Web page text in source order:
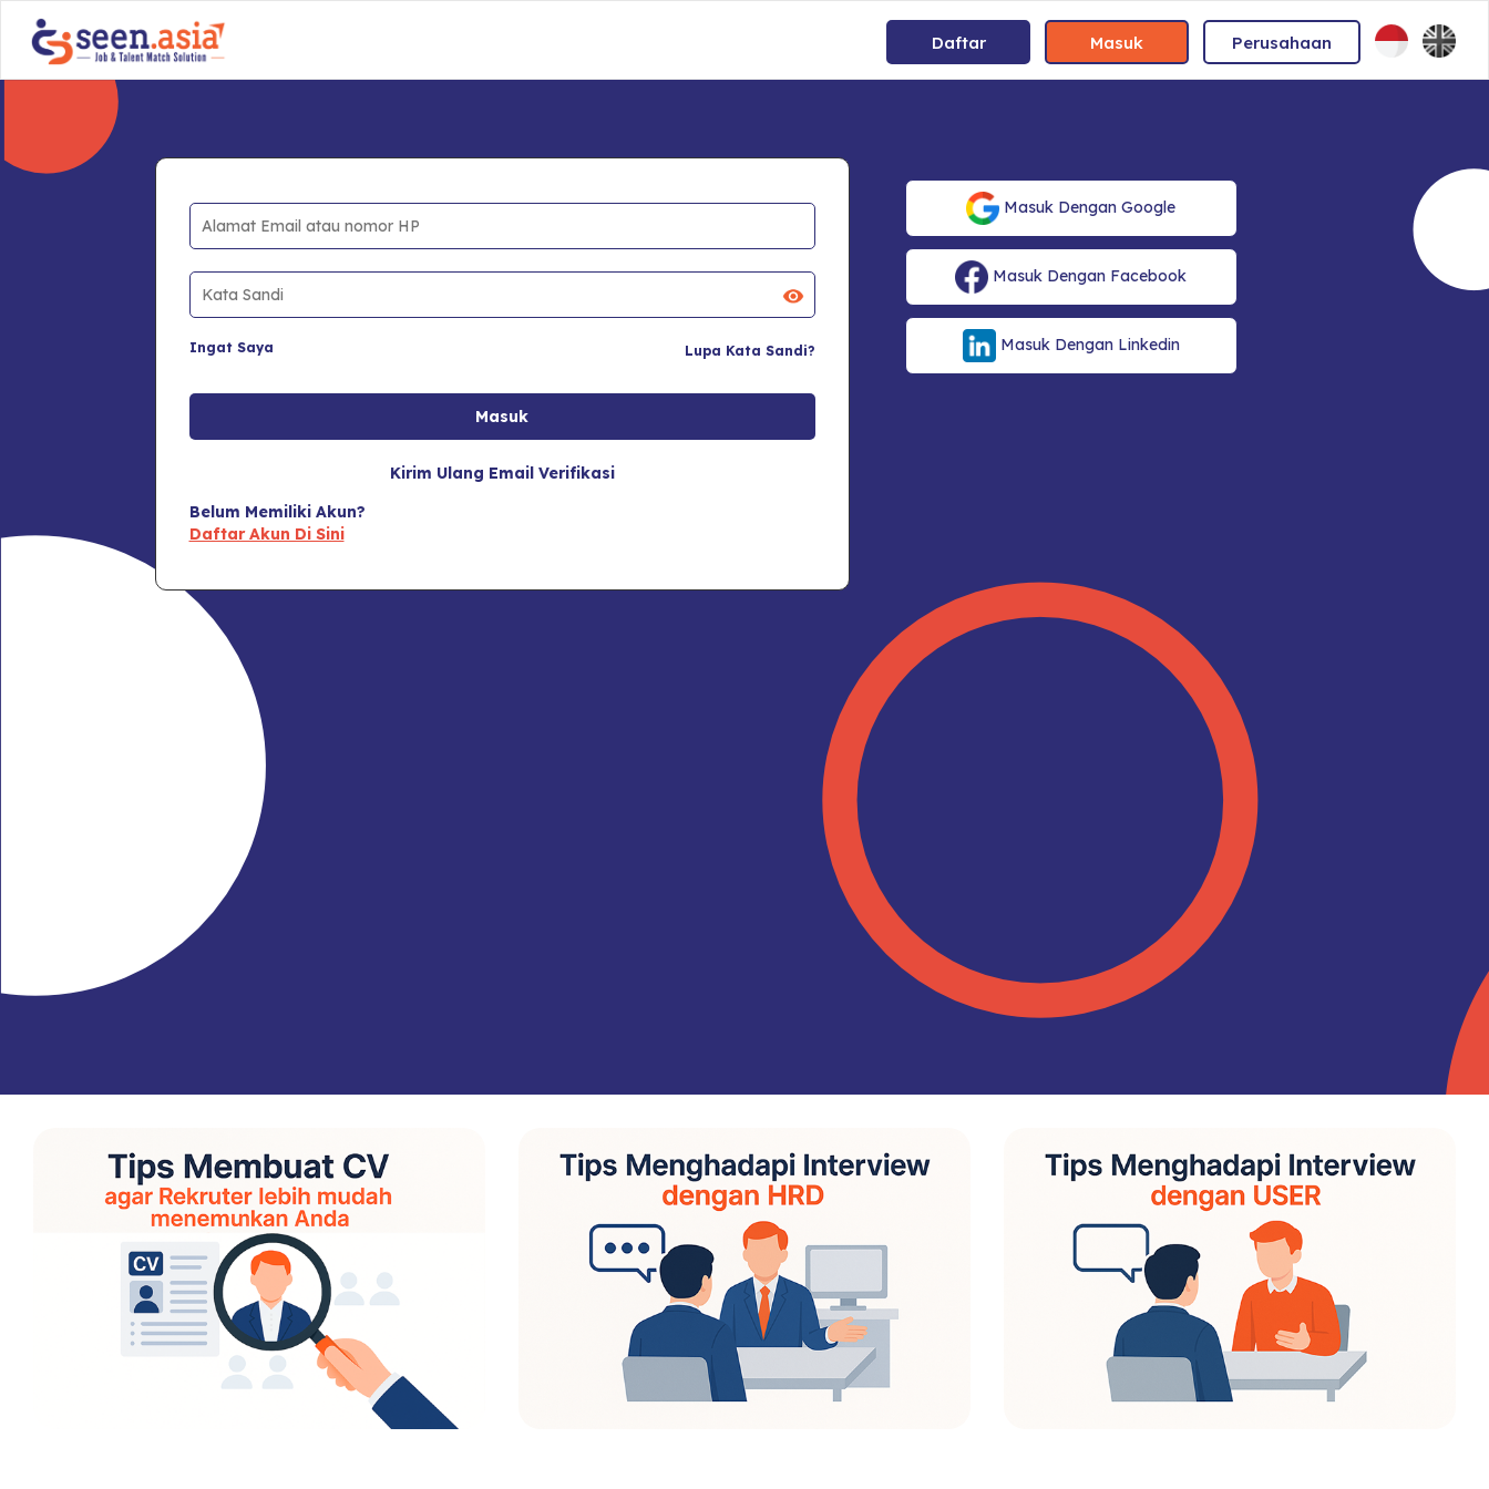
Daftar Masuk Perusahaan
Ingat Saya Lupa Kata Sandi?
Kirim Ulang Email Verifikasi
Belum Memiliki Akun?
Daftar Akun Di Sini
Masuk Dengan Google
Masuk Dengan Facebook
Masuk Dengan Linkedin